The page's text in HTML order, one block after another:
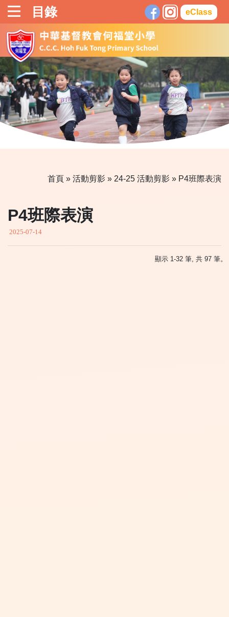
目錄 eClass
首頁 » 活動剪影 » 24-25 活動剪影 » P4班際表演
P4班際表演
2025-07-14
顯示 1-32 筆, 共 97 筆。